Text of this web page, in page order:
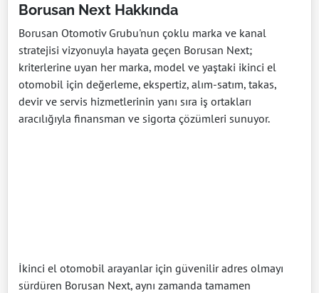
Borusan Next Hakkında
Borusan Otomotiv Grubu'nun çoklu marka ve kanal
stratejisi vizyonuyla hayata geçen Borusan Next;
kriterlerine uyan her marka, model ve yaştaki ikinci el
otomobil için değerleme, ekspertiz, alım-satım, takas,
devir ve servis hizmetlerinin yanı sıra iş ortakları
aracılığıyla finansman ve sigorta çözümleri sunuyor.
İkinci el otomobil arayanlar için güvenilir adres olmayı
sürdüren Borusan Next, aynı zamanda tamamen